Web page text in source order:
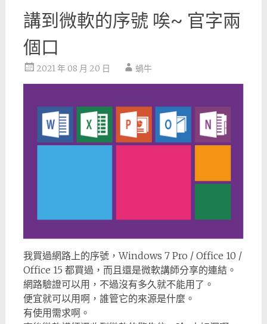
講到微軟的序號 唉~ 官字兩
個口
2021 年 08 月 20 日 蝸牛
我買過網路上的序號，Windows 7 Pro / Office 10 /
Office 15 都買過，而且還是微軟講師分享的連結。
網路驗證可以用，不過沒有多久就不能用了。
便宜就可以用啊，誰管它的來源是什麼。
有使用需求啊。